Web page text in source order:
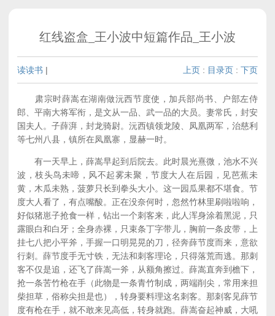
红线盗盒_王小波中短篇作品_王小波
读读书 | 上页 : 目录页 : 下页
肃宗时薛嵩在湖南做沅西节度使，加兵部尚书、户部左侍
郎、平南大将军衔，是文从一品、武一品的大员。妻常氏，封安
国夫人。子薛湃，封龙骑尉。沅西镇领龙陵、凤凰两军，治慈利
等七州八县，镇所在凤凰寨，显赫一时。
有一天早上，薛嵩早起到后院去。此时晨光熹微，池水不兴
波，枝头鸟未啼，风不起雾未聚，节度大人在后园，见芭蕉未
黄，木瓜未熟，菠萝只长到拳头大小。这一园瓜果都不堪食。节
度大人看了，有点嘴酸。正在没奈何时，忽然竹林里刷啦啦响，
好似猪崽子抢食一样，钻出一个刺客来，此人浑身涂着黑泥，只
露眼白和白牙；全身赤裸，只束条丁字带儿，胸前一条皮带，上
挂七八把小平斧，手握一口明晃晃的刀，径奔薛节度而来，意欲
行刺。薛节度手无寸铁，无法和刺客理论，只得落荒而逃。那刺
客不仅是追，还飞了薛嵩一斧，从额角擦过。薛嵩直奔到檐下，
抢一条苦竹枪在手（此物是一条青竹制成，两端削尖，常用来担
柴担草，俗称尖担是也），转身要料理这名刺客。那刺客见薛节
度有枪在手，就不敢来见高低，转身就跑。薛嵩奋起神威，大吼